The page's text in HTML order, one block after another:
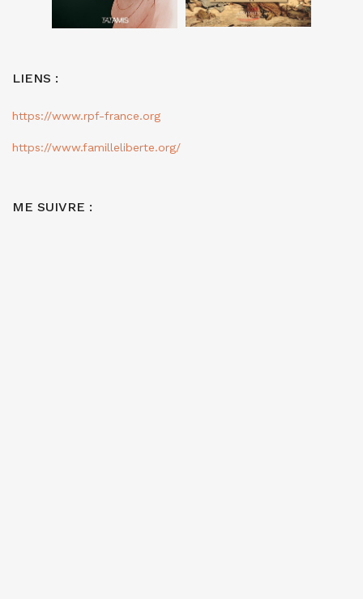
LIENS :
https://www.rpf-france.org
https://www.familleliberte.org/
ME SUIVRE :